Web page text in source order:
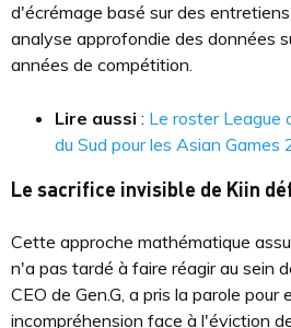
d'écrémage basé sur des
analyse approfondie des données
années de compétition.
Lire aussi : Le roster League
du Sud pour les Asian
Le sacrifice invisible de Kiin
Cette approche mathématique
n'a pas tardé à faire réagir au sein
CEO de Gen.G, a pris la parole pour
incompréhension face à l'éviction